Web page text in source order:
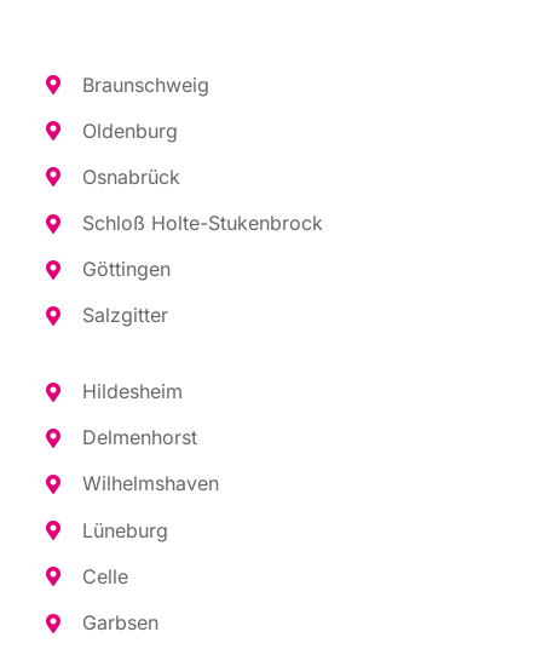
Braun­schweig
Olden­burg
Osna­brück
Schloß Hol­te-Stu­ken­b­rock
Göt­tin­gen
Salz­git­ter
Hil­des­heim
Del­men­horst
Wil­helms­ha­ven
Lüne­burg
Cel­le
Garb­sen